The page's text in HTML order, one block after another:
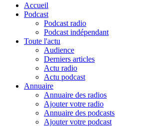
Accueil
Podcast
Podcast radio
Podcast indépendant
Toute l'actu
Audience
Derniers articles
Actu radio
Actu podcast
Annuaire
Annuaire des radios
Ajouter votre radio
Annuaire des podcasts
Ajouter votre podcast